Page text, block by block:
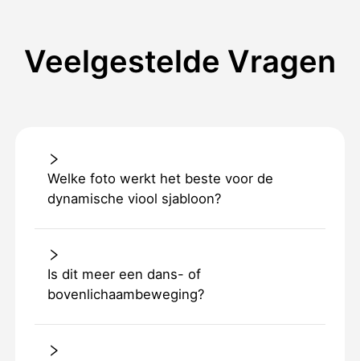
Veelgestelde Vragen
Welke foto werkt het beste voor de
dynamische viool sjabloon?
Is dit meer een dans- of
bovenlichaambeweging?